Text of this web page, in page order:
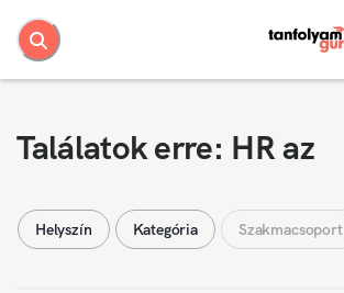
Találatok erre: HR az
Helyszín Kategória Szakmacsoport